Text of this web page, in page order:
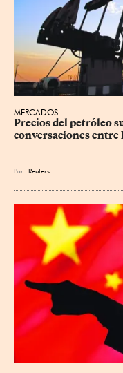
MERCADOS
Precios ⁠del petróleo
conversaciones entre
Por Reuters